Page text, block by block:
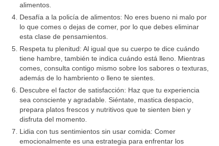
alimentos.
Desafía a la policía de alimentos: No eres bueno ni malo por
lo que comes o dejas de comer, por lo que debes eliminar
esta clase de pensamientos.
Respeta tu plenitud: Al igual que su cuerpo te dice cuándo
tiene hambre, también te indica cuándo está lleno. Mientras
comes, consulta contigo mismo sobre los sabores o texturas,
además de lo hambriento o lleno te sientes.
Descubre el factor de satisfacción: Haz que tu experiencia
sea consciente y agradable. Siéntate, mastica despacio,
prepara platos frescos y nutritivos que te sienten bien y
disfruta del momento.
Lidia con tus sentimientos sin usar comida: Comer
emocionalmente es una estrategia para enfrentar los